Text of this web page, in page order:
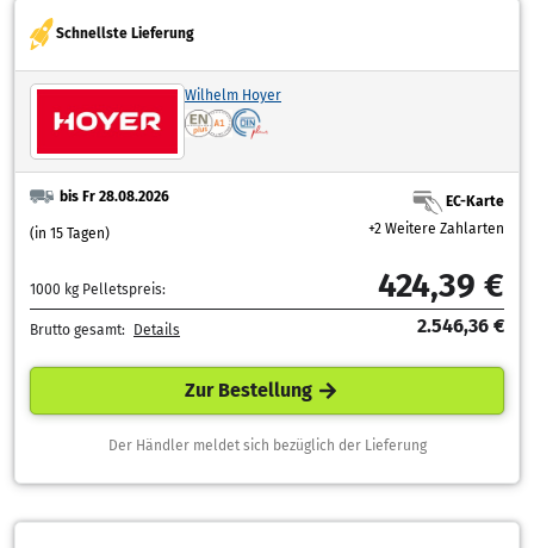
Schnellste Lieferung
Wilhelm Hoyer
bis Fr 28.08.2026
(in 15 Tagen)
EC-Karte
+2 Weitere Zahlarten
1000 kg Pelletspreis: 424,39 €
Brutto gesamt: Details 2.546,36 €
Zur Bestellung
Der Händler meldet sich bezüglich der Lieferung